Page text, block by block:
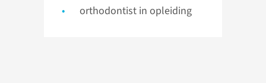
orthodontist in opleiding